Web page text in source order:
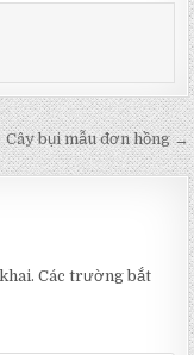
Cây bụi mẫu đơn hồng →
Các trường bắt